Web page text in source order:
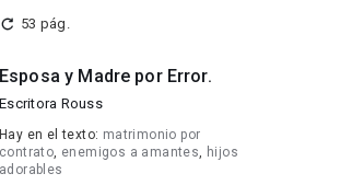
53 pág.
Esposa y Madre por Error.
Escritora Rouss
Hay en el texto: matrimonio por
contrato, enemigos a amantes, hijos
adorables